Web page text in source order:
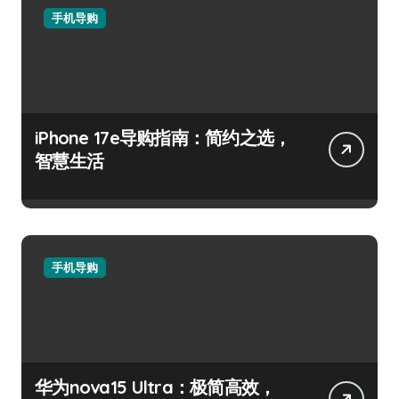
手机导购
iPhone 17e导购指南：简约之选，
智慧生活
手机导购
华为nova15 Ultra：极简高效，